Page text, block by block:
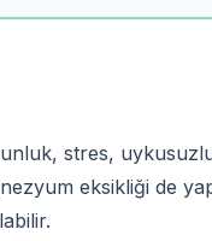
stres,
eksikliği de